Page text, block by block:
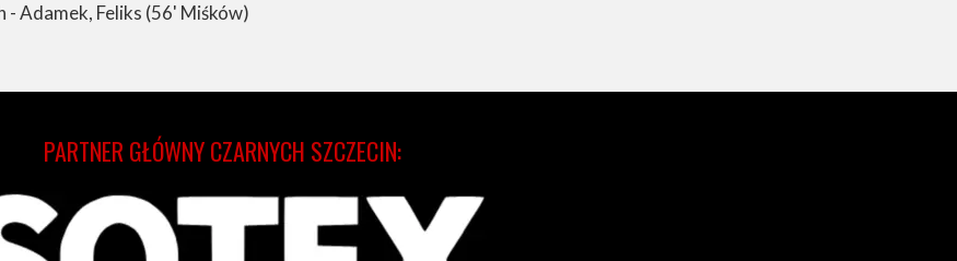
Adamek, Feliks (56' Miśków)
PARTNER GŁÓWNY CZARNYCH SZCZECIN: